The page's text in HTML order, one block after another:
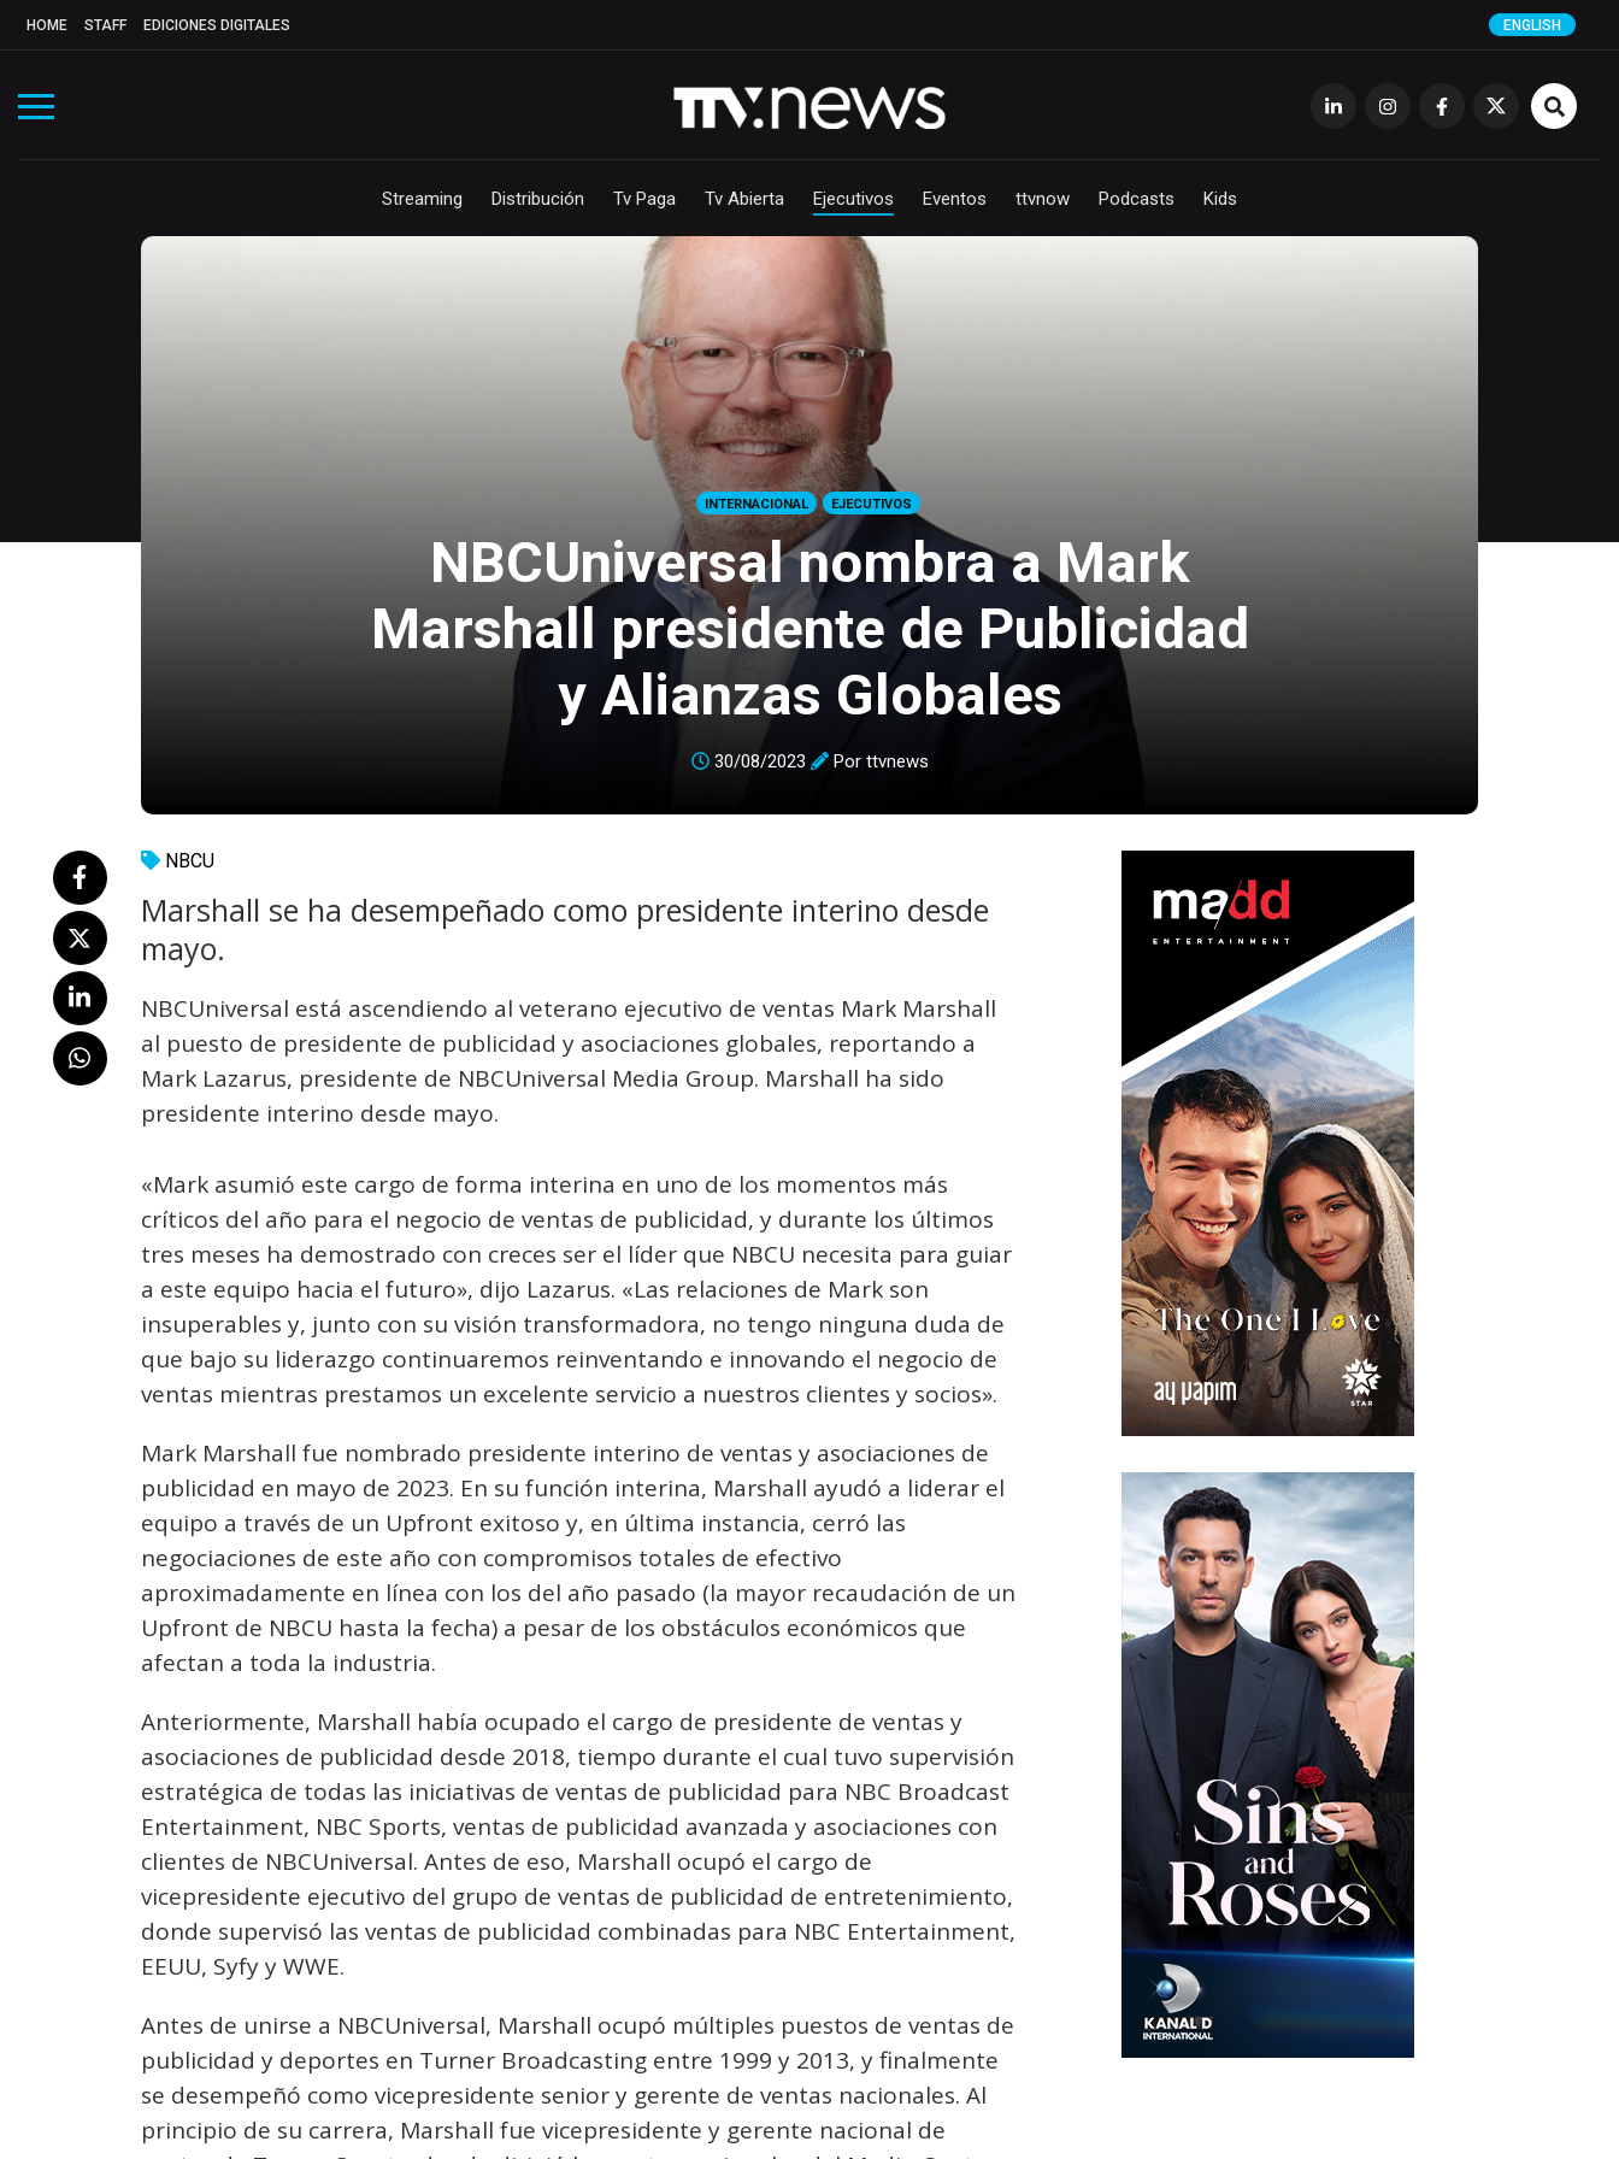
HOME STAFF EDICIONES DIGITALES ENGLISH
Streaming Distribución Tv Paga Tv Abierta Ejecutivos Eventos ttvnow Podcasts Kids
INTERNACIONAL EJECUTIVOS
NBCUniversal nombra a Mark
Marshall presidente de Publicidad
y Alianzas Globales
30/08/2023 Por ttvnews
NBCU
Marshall se ha desempeñado como presidente interino desde
mayo.
NBCUniversal está ascendiendo al veterano ejecutivo de ventas Mark Marshall
al puesto de presidente de publicidad y asociaciones globales, reportando a
Mark Lazarus, presidente de NBCUniversal Media Group. Marshall ha sido
presidente interino desde mayo.
«Mark asumió este cargo de forma interina en uno de los momentos más
críticos del año para el negocio de ventas de publicidad, y durante los últimos
tres meses ha demostrado con creces ser el líder que NBCU necesita para guiar
a este equipo hacia el futuro», dijo Lazarus. «Las relaciones de Mark son
insuperables y, junto con su visión transformadora, no tengo ninguna duda de
que bajo su liderazgo continuaremos reinventando e innovando el negocio de
ventas mientras prestamos un excelente servicio a nuestros clientes y socios».
Mark Marshall fue nombrado presidente interino de ventas y asociaciones de
publicidad en mayo de 2023. En su función interina, Marshall ayudó a liderar el
equipo a través de un Upfront exitoso y, en última instancia, cerró las
negociaciones de este año con compromisos totales de efectivo
aproximadamente en línea con los del año pasado (la mayor recaudación de un
Upfront de NBCU hasta la fecha) a pesar de los obstáculos económicos que
afectan a toda la industria.
Anteriormente, Marshall había ocupado el cargo de presidente de ventas y
asociaciones de publicidad desde 2018, tiempo durante el cual tuvo supervisión
estratégica de todas las iniciativas de ventas de publicidad para NBC Broadcast
Entertainment, NBC Sports, ventas de publicidad avanzada y asociaciones con
clientes de NBCUniversal. Antes de eso, Marshall ocupó el cargo de
vicepresidente ejecutivo del grupo de ventas de publicidad de entretenimiento,
donde supervisó las ventas de publicidad combinadas para NBC Entertainment,
EEUU, Syfy y WWE.
Antes de unirse a NBCUniversal, Marshall ocupó múltiples puestos de ventas de
publicidad y deportes en Turner Broadcasting entre 1999 y 2013, y finalmente
se desempeñó como vicepresidente senior y gerente de ventas nacionales. Al
principio de su carrera, Marshall fue vicepresidente y gerente nacional de